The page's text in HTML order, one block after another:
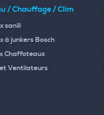
/ Chauffage / Clim
sanili
à junkers Bosch
Chaffoteaux
Ventilateurs